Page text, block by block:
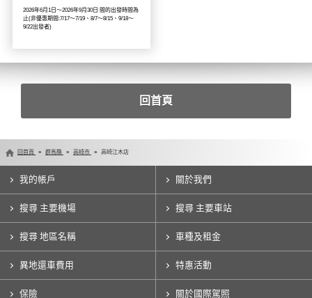
2026年6月1日～2026年9月30日 間的出發時間為
止(非優惠期間:7/17～7/19、8/7～8/15、9/18～
9/22出發者)
回首頁
回首頁 群馬縣 高崎市 高崎江木店
我的帳戶 關於我們
搜尋 主要機場 搜尋 主要車站
搜尋 地區名稱 車種及租金
異地還車費用 特惠活動
保險 關於國際駕照